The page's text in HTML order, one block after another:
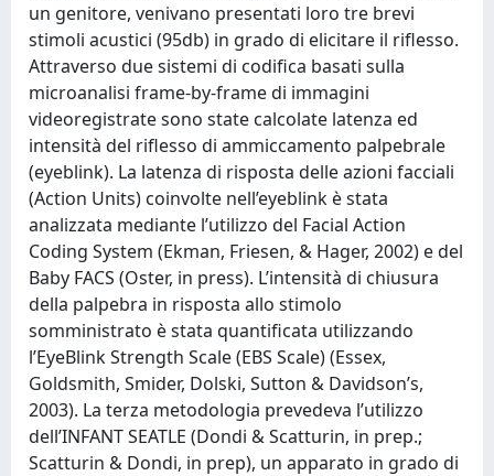
un genitore, venivano presentati loro tre brevi
stimoli acustici (95db) in grado di elicitare il riflesso.
Attraverso due sistemi di codifica basati sulla
microanalisi frame-by-frame di immagini
videoregistrate sono state calcolate latenza ed
intensità del riflesso di ammiccamento palpebrale
(eyeblink). La latenza di risposta delle azioni facciali
(Action Units) coinvolte nell’eyeblink è stata
analizzata mediante l’utilizzo del Facial Action
Coding System (Ekman, Friesen, & Hager, 2002) e del
Baby FACS (Oster, in press). L’intensità di chiusura
della palpebra in risposta allo stimolo
somministrato è stata quantificata utilizzando
l’EyeBlink Strength Scale (EBS Scale) (Essex,
Goldsmith, Smider, Dolski, Sutton & Davidson’s,
2003). La terza metodologia prevedeva l’utilizzo
dell’INFANT SEATLE (Dondi & Scatturin, in prep.;
Scatturin & Dondi, in prep), un apparato in grado di